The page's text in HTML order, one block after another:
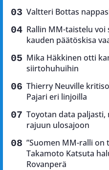
Valtteri Bottas
Rallin MM-taistelu voi
kauden päätöskisa
Mika Häkkinen otti
siirtohuhuihin
Thierry Neuville
Pajari eri linjoilla
Toyotan data
rajuun ulosajoon
”Suomen MM-ralli on
Takamoto Katsuta
Rovanperä